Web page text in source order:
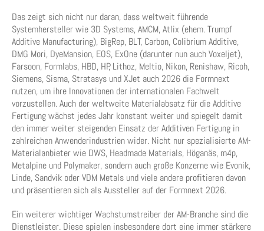
Das zeigt sich nicht nur daran, dass weltweit führende
Systemhersteller wie 3D Systems, AMCM, Atlix (ehem. Trumpf
Additive Manufacturing), BigRep, BLT, Carbon, Colibrium Additive,
DMG Mori, DyeMansion, EOS, ExOne (darunter nun auch Voxeljet),
Farsoon, Formlabs, HBD, HP, Lithoz, Meltio, Nikon, Renishaw, Ricoh,
Siemens, Sisma, Stratasys und XJet auch 2026 die Formnext
nutzen, um ihre Innovationen der internationalen Fachwelt
vorzustellen. Auch der weltweite Materialabsatz für die Additive
Fertigung wächst jedes Jahr konstant weiter und spiegelt damit
den immer weiter steigenden Einsatz der Additiven Fertigung in
zahlreichen Anwenderindustrien wider. Nicht nur spezialisierte AM-
Materialanbieter wie DWS, Headmade Materials, Höganäs, m4p,
Metalpine und Polymaker, sondern auch große Konzerne wie Evonik,
Linde, Sandvik oder VDM Metals und viele andere profitieren davon
und präsentieren sich als Aussteller auf der Formnext 2026.
Ein weiterer wichtiger Wachstumstreiber der AM-Branche sind die
Dienstleister. Diese spielen insbesondere dort eine immer stärkere